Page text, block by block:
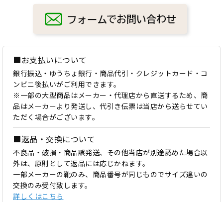
■お支払いについて
銀行振込・ゆうちょ銀行・商品代引・クレジットカード・コ
ンビニ後払いがご利用できます。
※一部の大型商品はメーカー・代理店から直送するため、商
品はメーカーより発送し、代引き伝票は当店から送らせてい
ただく場合がございます。
■返品・交換について
不良品・破損・商品誤発送、その他当店が別途認めた場合以
外は、原則として返品には応じかねます。
一部メーカーの靴のみ、商品番号が同じものでサイズ違いの
交換のみ受付致します。
詳しくはこちら